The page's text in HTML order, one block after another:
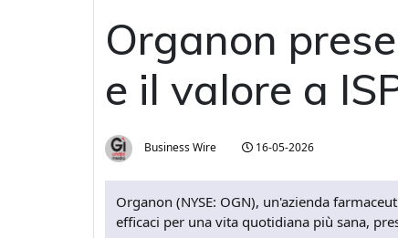
Organon
e il valore a
Business Wire 16-05-2026
Organon (NYSE: OGN), un'azienda
efficaci per una vita quotidiana più sana,